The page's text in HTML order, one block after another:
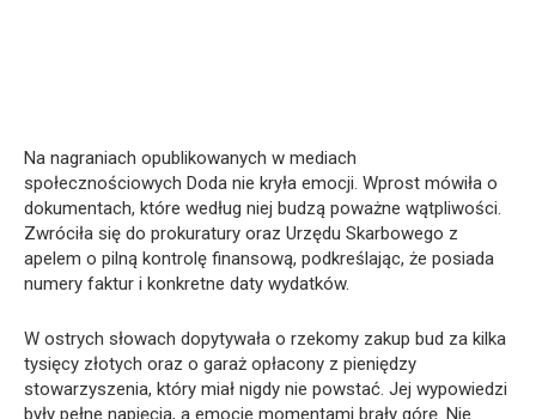
Na nagraniach opublikowanych w mediach
społecznościowych Doda nie kryła emocji. Wprost mówiła o
dokumentach, które według niej budzą poważne wątpliwości.
Zwróciła się do prokuratury oraz Urzędu Skarbowego z
apelem o pilną kontrolę finansową, podkreślając, że posiada
numery faktur i konkretne daty wydatków.
W ostrych słowach dopytywała o rzekomy zakup bud za kilka
tysięcy złotych oraz o garaż opłacony z pieniędzy
stowarzyszenia, który miał nigdy nie powstać. Jej wypowiedzi
były pełne napięcia, a emocje momentami brały górę. Nie